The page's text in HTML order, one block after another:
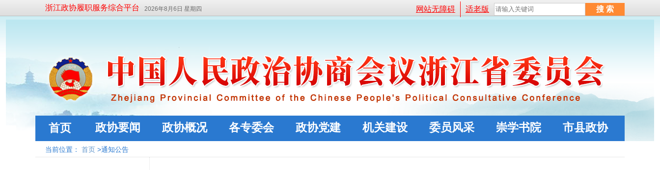
浙江政协履职服务综合平台 网站无障碍 适老版
2026年8月6日 星期四
首页 政协要闻 政协概况 各专委会 政协党建 机关建设 委员风采 崇学书院 市县政协
当前位置： 首页 >通知公告